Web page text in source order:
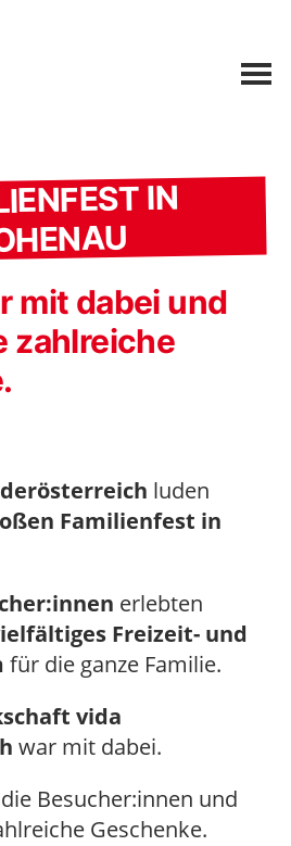
IN
mit dabei und
zahlreiche
luden
Familienfest in
erlebten
Freizeit- und
für die ganze Familie.
vida
war mit dabei.
Besucher:innen und
Geschenke.